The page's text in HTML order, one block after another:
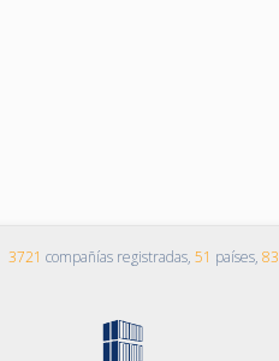
3721 compañías registradas, 51 países, 83